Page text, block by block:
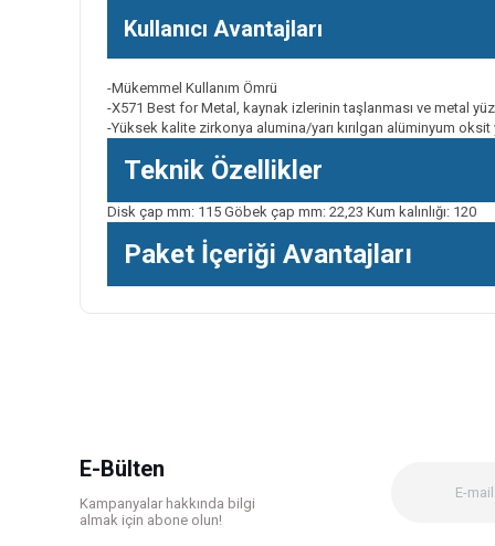
Kullanıcı Avantajları
-Mükemmel Kullanım Ömrü
-X571 Best for Metal, kaynak izlerinin taşlanması ve metal
-Yüksek kalite zirkonya alumina/yarı kırılgan alüminyum
Teknik Özellikler
Disk çap mm: 115 Göbek çap mm: 22,23 Kum kalınlığı: 120
Paket İçeriği Avantajları
Bu ürünün fiyat bilgisi, resim, ürün açıklamalarında ve diğer
Bu ürüne benzer farklı alternatifler olmalı.
E-Bülten
Kampanyalar hakkında bilgi
almak için abone olun!